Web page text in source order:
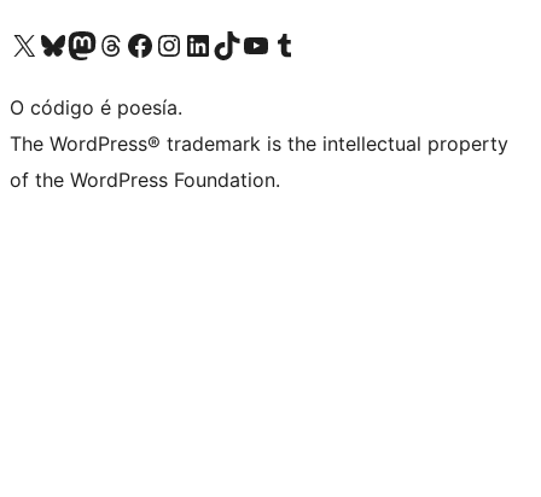
Visita la cuenta de X (anteriormente Twitter)
Visita a nosa conta de Bluesky
Visita a nosa conta de Mastodon
Visita a nosa conta de Threads
Visita a nosa páxina de Facebook
Visita a nosa conta de Instagram
Visita a nosa conta de LinkedIn
Visita a nosa conta de TikTok
Visita a nosa canle de YouTube
Visita a nosa conta de Tumblr
O código é poesía.
The WordPress® trademark is the intellectual property
of the WordPress Foundation.